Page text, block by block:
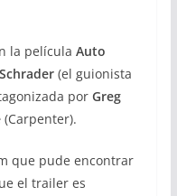
la película Auto
(el guionista
por Greg
(Carpenter).
que pude encontrar
el trailer es